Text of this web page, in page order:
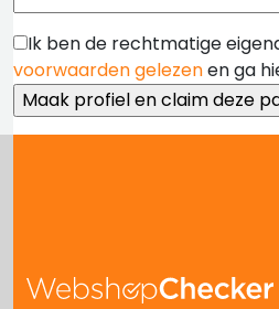
Ik ben de rechtmatige
voorwaarden gelezenen ga